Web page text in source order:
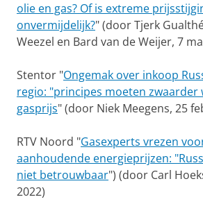
olie en gas? Of is extreme
onvermijdelijk?" (door Tjerk
Weezel en Bard van de Weijer, 7
Stentor "Ongemak over inkoop
regio: "principes moeten zwaarder
gasprijs" (door Niek Meegens, 25
RTV Noord "Gasexperts vrezen
aanhoudende energieprijzen:
niet betrouwbaar") (door Carl
2022)